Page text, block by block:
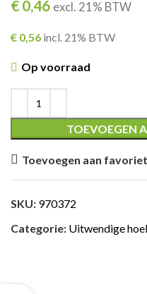
€ 0,46 excl. 21% BTW
€ 0,56 incl. 21% BTW
Op voorraad
TOEVOEGEN
Toevoegen aan
SKU: 970372
Categorie: Uitwendige